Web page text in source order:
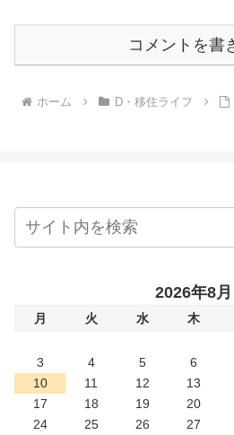
コメントを書
ホーム D・移住ライフ
2026年8月
月 火 水 木
3
4 5 6
10
11 12 13
17
18 19 20
24
25 26 27